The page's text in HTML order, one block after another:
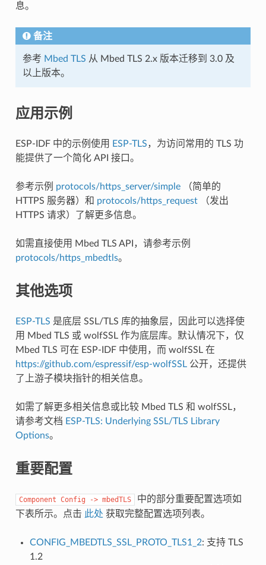
息。
备注
参考 Mbed TLS 从 Mbed TLS 2.x 版本迁移到 3.0 及
以上版本。
应用示例
ESP-IDF 中的示例使用 ESP-TLS，为访问常用的 TLS 功
能提供了一个简化 API 接口。
参考示例 protocols/https_server/simple（简单的
HTTPS 服务器）和 protocols/https_request（发出
HTTPS 请求）了解更多信息。
如需直接使用 Mbed TLS API，请参考示例
protocols/https_mbedtls。
其他选项
ESP-TLS 是底层 SSL/TLS 库的抽象层，因此可以选择使
用 Mbed TLS 或 wolfSSL 作为底层库。默认情况下，仅
Mbed TLS 可在 ESP-IDF 中使用，而 wolfSSL 在
https://github.com/espressif/esp-wolfSSL公开，还提供
了上游子模块指针的相关信息。
如需了解更多相关信息或比较 Mbed TLS 和 wolfSSL，
请参考文档 ESP-TLS: Underlying SSL/TLS Library
Options。
重要配置
Component Config -> mbedTLS
中的部分重要配置选项如
下表所示。点击 此处 获取完整配置选项列表。
CONFIG_MBEDTLS_SSL_PROTO_TLS1_2: 支持 TLS
1.2